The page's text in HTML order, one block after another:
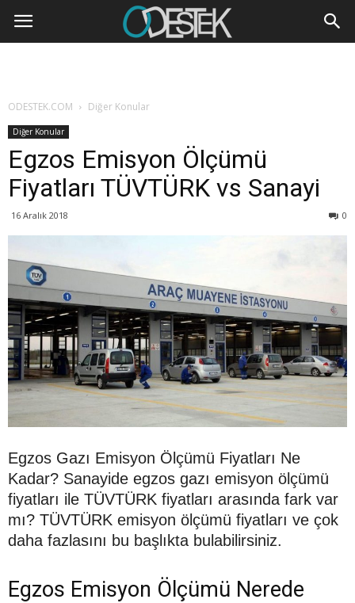
ODESTEK.COM Diğer Konular
Diğer Konular
Egzos Emisyon Ölçümü
Fiyatları TÜVTÜRK vs Sanayi
16 Aralık 2018 0
Egzos Gazı Emisyon Ölçümü Fiyatları Ne
Kadar? Sanayide egzos gazı emisyon ölçümü
fiyatları ile TÜVTÜRK fiyatları arasında fark var
mı? TÜVTÜRK emisyon ölçümü fiyatları ve çok
daha fazlasını bu başlıkta bulabilirsiniz.
Egzos Emisyon Ölçümü Nerede